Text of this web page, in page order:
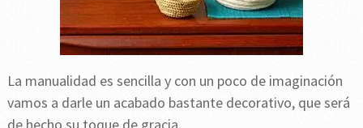
La manualidad es sencilla y con un poco de imaginación
vamos a darle un acabado bastante decorativo, que será
de hecho su toque de gracia.